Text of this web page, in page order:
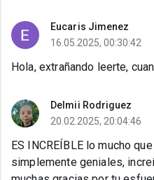
Eucaris Jimenez
16.05.2025, 00:30:42
Hola, extrañando leerte,
Delmii Rodriguez
20.02.2025, 20:04:46
ES INCREÍBLE lo mucho
simplemente geniales,